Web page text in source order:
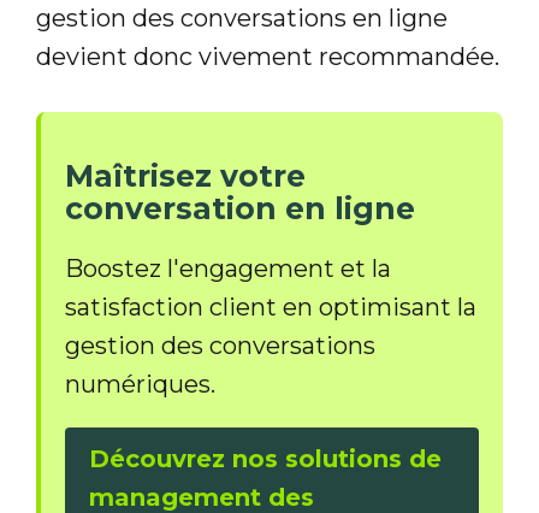
gestion des conversations en ligne
devient donc vivement recommandée.
Maîtrisez votre
conversation en ligne
Boostez l'engagement et la
satisfaction client en optimisant la
gestion des conversations
numériques.
Découvrez nos solutions de
management des